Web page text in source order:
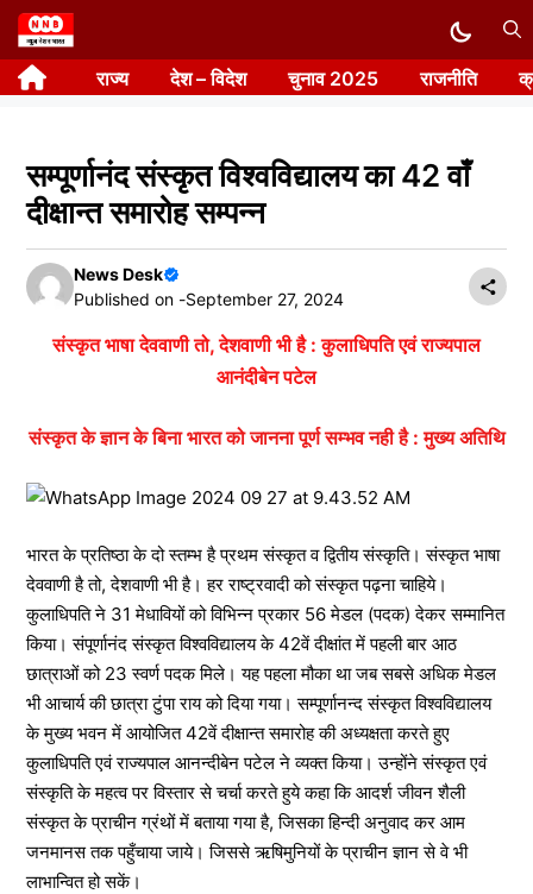
Skip
to
content राज्य देश – विदेश चुनाव 2025 राजनीति
सम्पूर्णानंद संस्कृत विश्वविद्यालय का 42 वाँ
दीक्षान्त समारोह सम्पन्न
News Desk
Published on -September 27, 2024
संस्कृत भाषा देववाणी तो, देशवाणी भी है : कुलाधिपति एवं राज्यपाल
आनंदीबेन पटेल
संस्कृत के ज्ञान के बिना भारत को जानना पूर्ण सम्भव नही है : मुख्य अतिथि
भारत के प्रतिष्ठा के दो स्तम्भ है प्रथम संस्कृत व द्वितीय संस्कृति। संस्कृत भाषा
देववाणी है तो, देशवाणी भी है। हर राष्ट्रवादी को संस्कृत पढ़ना चाहिये।
कुलाधिपति ने 31 मेधावियों को विभिन्न प्रकार 56 मेडल (पदक) देकर सम्मानित
किया। संपूर्णानंद संस्कृत विश्वविद्यालय के 42वें दीक्षांत में पहली बार आठ
छात्राओं को 23 स्वर्ण पदक मिले। यह पहला मौका था जब सबसे अधिक मेडल
भी आचार्य की छात्रा टुंपा राय को दिया गया। सम्पूर्णानन्द संस्कृत विश्वविद्यालय
के मुख्य भवन में आयोजित 42वें दीक्षान्त समारोह की अध्यक्षता करते हुए
कुलाधिपति एवं राज्यपाल आनन्दीबेन पटेल ने व्यक्त किया। उन्होंने संस्कृत एवं
संस्कृति के महत्व पर विस्तार से चर्चा करते हुये कहा कि आदर्श जीवन शैली
संस्कृत के प्राचीन ग्रंथों में बताया गया है, जिसका हिन्दी अनुवाद कर आम
जनमानस तक पहुँचाया जाये। जिससे ऋषिमुनियों के प्राचीन ज्ञान से वे भी
लाभान्वित हो सकें।